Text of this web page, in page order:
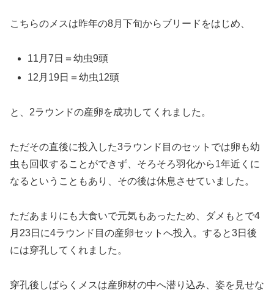
こちらのメスは昨年の8月下旬からブリードをはじめ、
11月7日＝幼虫9頭
12月19日＝幼虫12頭
と、2ラウンドの産卵を成功してくれました。
ただその直後に投入した3ラウンド目のセットでは卵も幼
虫も回収することができず、そろそろ羽化から1年近くに
なるということもあり、その後は休息させていました。
ただあまりにも大食いで元気もあったため、ダメもとで4
月23日に4ラウンド目の産卵セットへ投入。すると3日後
には穿孔してくれました。
穿孔後しばらくメスは産卵材の中へ潜り込み、姿を見せな